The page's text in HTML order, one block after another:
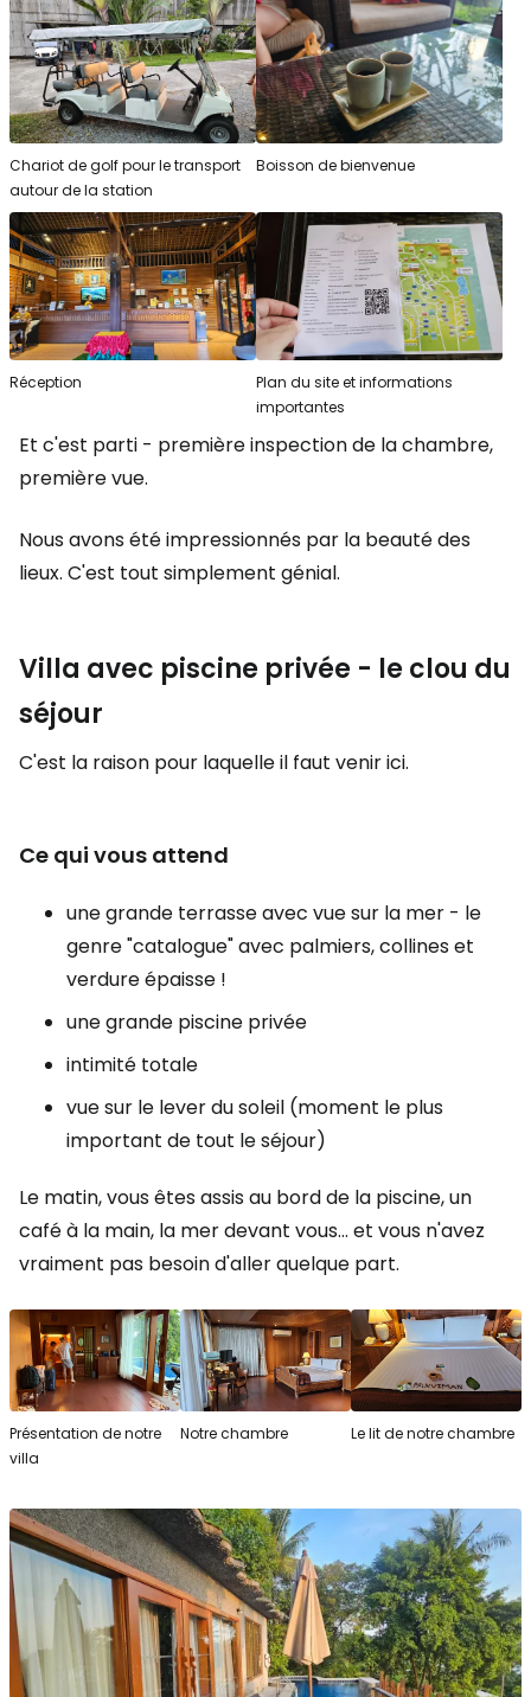
Chariot de golf pour le transport
autour de la station
Boisson de bienvenue
Réception
Plan du site et informations
importantes
Et c'est parti - première inspection de la chambre,
première vue.
Nous avons été impressionnés par la beauté des
lieux. C'est tout simplement génial.
Villa avec piscine privée - le clou du
séjour
C'est la raison pour laquelle il faut venir ici.
Ce qui vous attend
une grande terrasse avec vue sur la mer - le
genre "catalogue" avec palmiers, collines et
verdure épaisse !
une grande piscine privée
intimité totale
vue sur le lever du soleil (moment le plus
important de tout le séjour)
Le matin, vous êtes assis au bord de la piscine, un
café à la main, la mer devant vous... et vous n'avez
vraiment pas besoin d'aller quelque part.
Présentation de notre
villa
Notre chambre Le lit de notre chambre